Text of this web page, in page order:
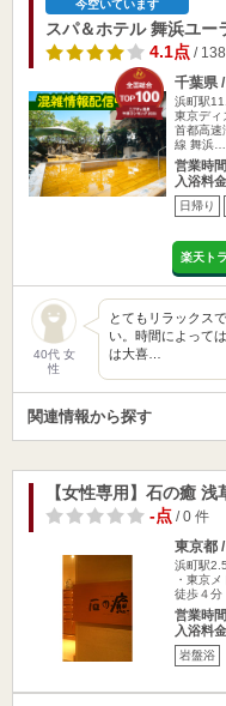
今空いています
スパ＆ホテル 舞浜ユー
4.1点/
千葉県
浜町駅
東京ディ
首都高速
線 舞浜…
営業時
入浴料
日帰り
楽天ト
40代 女
性
とてもリラックス
い。時間によって
は大喜…
関連情報から探す
【女性専用】石の癒 浅
-点/ 0 件
東京都
浜町駅
・東京
徒歩４分
営業時間
入浴料
岩盤浴